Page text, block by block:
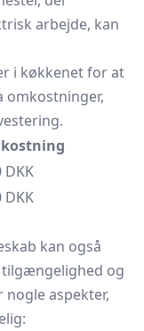
arbejde, kan
i køkkenet for at
omkostninger,
DKK
DKK
kan også
og
aspekter,